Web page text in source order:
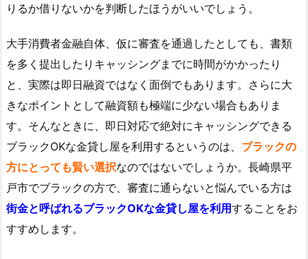
りるか借りないかを判断したほうがいいでしょう。
大手消費者金融自体、仮に審査を通過したとしても、書類
を多く提出したりキャッシングまでに時間がかかったり
と、実際は即日融資ではなく面倒でもあります。さらに大
きなポイントとして融資額も極端に少ない場合もありま
す。そんなときに、即日対応で絶対にキャッシングできる
ブラックOKな金貸し屋を利用するというのは、 ブラックの
方にとっても賢い選択なのではないでしょうか。長崎県平
戸市でブラックの方で、審査に通らないと悩んでいる方は
街金と呼ばれるブラックOKな金貸し屋を利用することをお
すすめします。